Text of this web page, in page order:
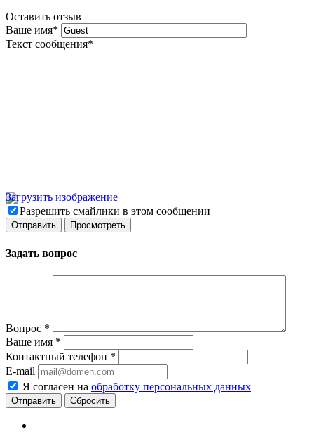
Оставить отзыв
Ваше имя*
Текст сообщения*
Загрузить изображение
Разрешить смайлики в этом сообщении
Задать вопрос
Вопрос *
Ваше имя *
Контактный телефон *
E-mail
Я согласен на обработку персональных данных
Сбросить